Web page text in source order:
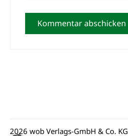
2026 wob Verlags-GmbH & Co. KG